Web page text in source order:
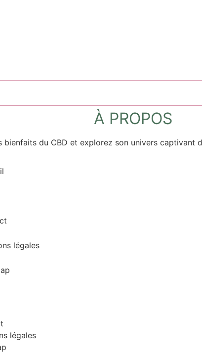
À PROPOS
bienfaits du CBD et explorez son univers captivant
légales
légales